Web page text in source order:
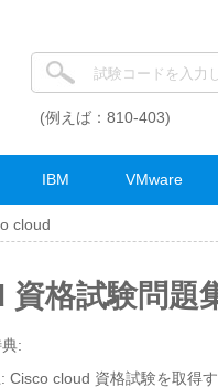
(例えば：810-403)
IBM VMware
cloud
格試験問題
:
Cisco cloud 資格試験を取得